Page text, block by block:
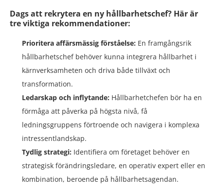
Dags att rekrytera en ny hållbarhetschef? Här är
tre viktiga rekommendationer:
Prioritera affärsmässig förståelse: En framgångsrik
hållbarhetschef behöver kunna integrera hållbarhet i
kärnverksamheten och driva både tillväxt och
transformation.
Ledarskap och inflytande: Hållbarhetchefen bör ha en
förmåga att påverka på högsta nivå, få
ledningsgruppens förtroende och navigera i komplexa
intressentlandskap.
Tydlig strategi: Identifiera om företaget behöver en
strategisk förändringsledare, en operativ expert eller en
kombination, beroende på hållbarhetsagendan.